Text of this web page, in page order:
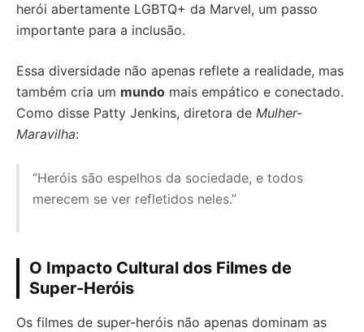
herói abertamente LGBTQ+ da Marvel, um passo
importante para a inclusão.
Essa diversidade não apenas reflete a realidade, mas
também cria um mundo mais empático e conectado.
Como disse Patty Jenkins, diretora de Mulher-
Maravilha:
“Heróis são espelhos da sociedade, e todos
merecem se ver refletidos neles.”
O Impacto Cultural dos Filmes de
Super-Heróis
Os filmes de super-heróis não apenas dominam as